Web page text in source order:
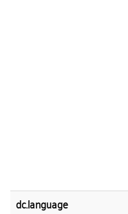
dc.language